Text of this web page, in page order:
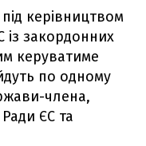
керівництвом
із закордонних
керуватиме
по одному
члена,
ЄС та